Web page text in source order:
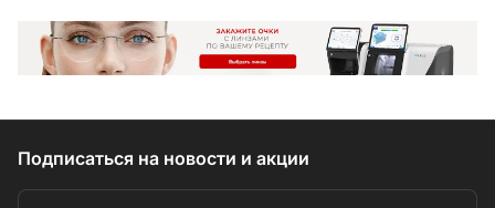
Подписаться на новости и акции